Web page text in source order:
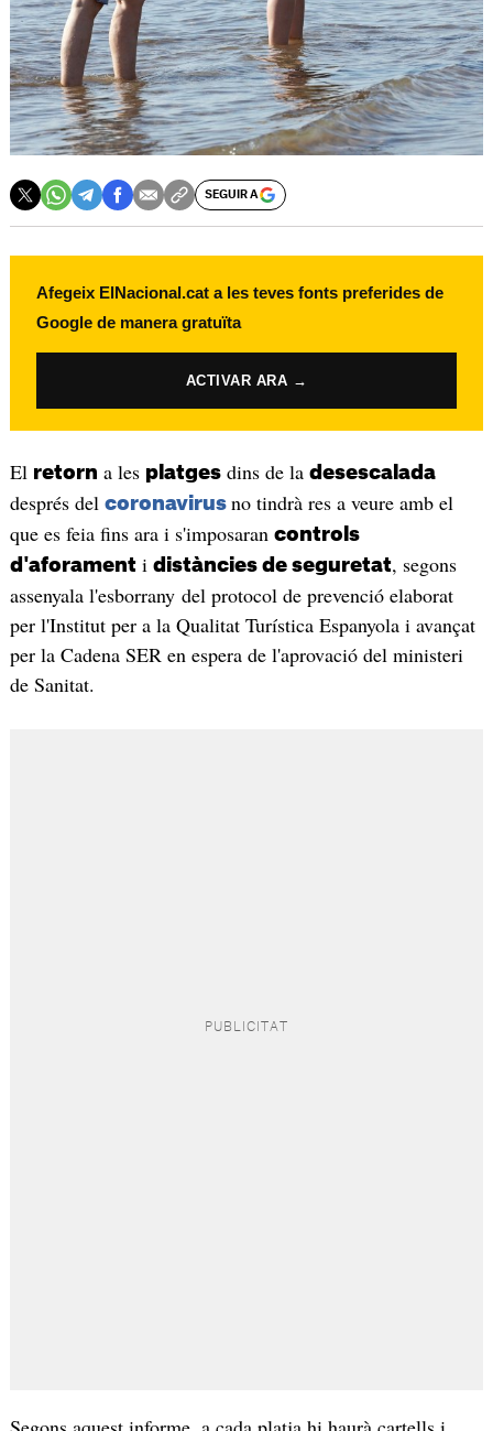
SEGUIR A
Afegeix ElNacional.cat a les teves fonts preferides de
Google de manera gratuïta
ACTIVAR ARA →
El retorn a les platgesdins de la desescalada
després del coronavirus no tindrà res a veure amb el
que es feia fins ara i s'imposaran controls
d'aforamenti distàncies de seguretat, segons
assenyala l'esborrany del protocol de prevenció elaborat
per l'Institut per a la Qualitat Turística Espanyola i avançat
per la Cadena SER en espera de l'aprovació del ministeri
de Sanitat.